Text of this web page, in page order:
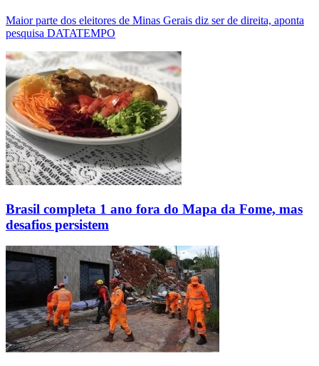
Maior parte dos eleitores de Minas Gerais diz ser de direita, aponta
pesquisa DATATEMPO
Brasil completa 1 ano fora do Mapa da Fome, mas
desafios persistem